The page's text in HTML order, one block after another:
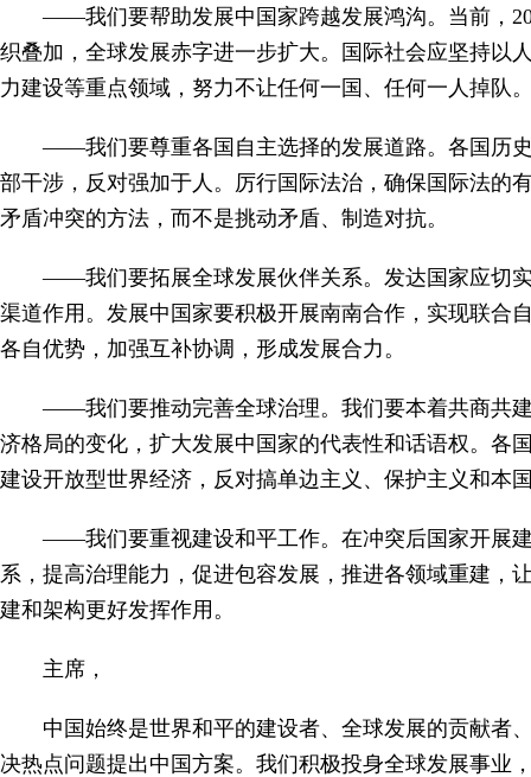
——我们要帮助发展中国家跨越发展鸿沟。当前，
织叠加，全球发展赤字进一步扩大。国际社会应坚持以
力建设等重点领域，努力不让任何一国、任何一人掉队
——我们要尊重各国自主选择的发展道路。各国历
部干涉，反对强加于人。厉行国际法治，确保国际法的
矛盾冲突的方法，而不是挑动矛盾、制造对抗。
——我们要拓展全球发展伙伴关系。发达国家应切
渠道作用。发展中国家要积极开展南南合作，实现联合
各自优势，加强互补协调，形成发展合力。
——我们要推动完善全球治理。我们要本着共商共
济格局的变化，扩大发展中国家的代表性和话语权。各
建设开放型世界经济，反对搞单边主义、保护主义和本
——我们要重视建设和平工作。在冲突后国家开展
系，提高治理能力，促进包容发展，推进各领域重建，
建和架构更好发挥作用。
主席，
中国始终是世界和平的建设者、全球发展的贡献者
决热点问题提出中国方案。我们积极投身全球发展事业